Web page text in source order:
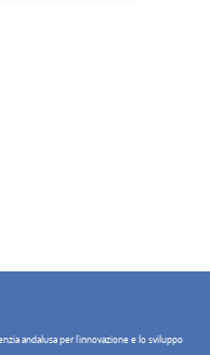
andalusa per l'innovazione e lo sviluppo